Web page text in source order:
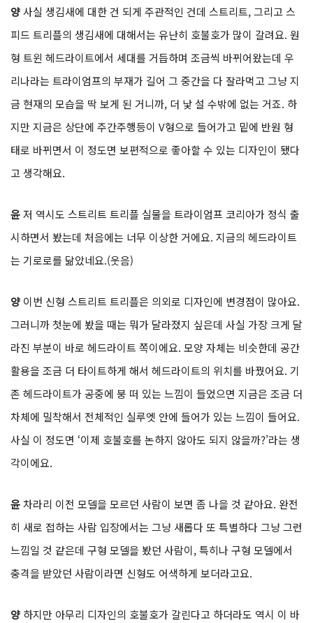
양사실 생김새에 대한 건 되게 주관적인 건데 스트리트, 그리고 스
피드 트리플의 생김새에 대해서는 유난히 호불호가 많이 갈려요. 원
형 트윈 헤드라이트에서 세대를 거듭하며 조금씩 바뀌어왔는데 우
리나라는 트라이엄프의 부재가 길어 그 중간을 다 잘라먹고 그냥 지
금 현재의 모습을 딱 보게 된 거니까, 더 낯 설 수밖에 없는 거죠. 하
지만 지금은 상단에 주간주행등이 V형으로 들어가고 밑에 반원 형
태로 바뀌면서 이 정도면 보편적으로 좋아할 수 있는 디자인이 됐다
고 생각해요.
윤저 역시도 스트리트 트리플 실물을 트라이엄프 코리아가 정식 출
시하면서 봤는데 처음에는 너무 이상한 거에요. 지금의 헤드라이트
는 기로로를 닮았네요.(웃음)
양 이번 신형 스트리트 트리플은 의외로 디자인에 변경점이 많아요.
그러니까 첫눈에 봤을 때는 뭐가 달라졌지 싶은데 사실 가장 크게 달
라진 부분이 바로 헤드라이트 쪽이에요. 모양 자체는 비슷한데 공간
활용을 조금 더 타이트하게 해서 헤드라이트의 위치를 바꿨어요. 기
존 헤드라이트가 공중에 붕 떠 있는 느낌이 들었으면 지금은 조금 더
차체에 밀착해서 전체적인 실루엣 안에 들어가 있는 느낌이 들어요.
사실 이 정도면 ‘이제 호불호를 논하지 않아도 되지 않을까?’라는 생
각이에요.
윤차라리 이전 모델을 모르던 사람이 보면 좀 나을 것 같아요. 완전
히 새로 접하는 사람 입장에서는 그냥 새롭다 또 특별하다 그냥 그런
느낌일 것 같은데 구형 모델을 봤던 사람이, 특히나 구형 모델에서
충격을 받았던 사람이라면 신형도 어색하게 보더라고요.
양 하지만 아무리 디자인의 호불호가 갈린다고 하더라도 역시 이 바